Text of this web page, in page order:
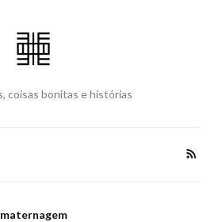
coisas bonitas e histórias
maternagem